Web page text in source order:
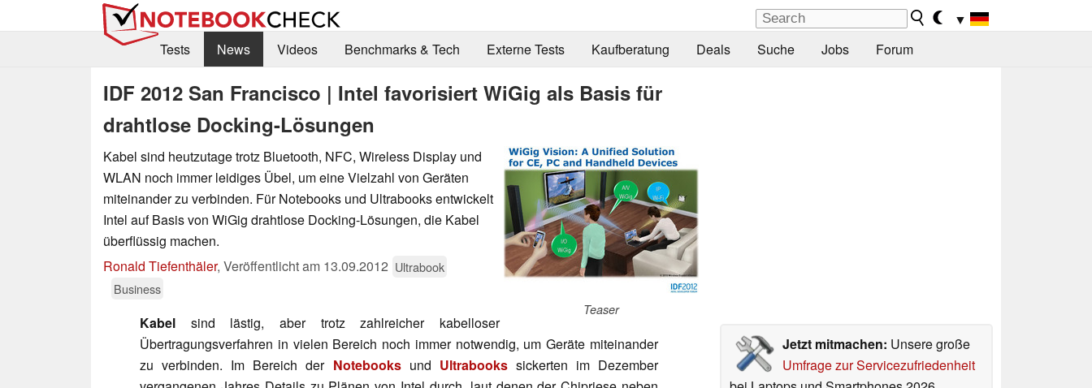
▼
Tests
News Videos Benchmarks & Tech Externe Tests Kaufberatung Deals Suche Jobs Forum
IDF 2012 San Francisco | Intel favorisiert WiGig als Basis für
drahtlose Docking-Lösungen
Teaser
Kabel sind heutzutage trotz Bluetooth, NFC, Wireless Display und
WLAN noch immer leidiges Übel, um eine Vielzahl von Geräten
miteinander zu verbinden. Für Notebooks und Ultrabooks entwickelt
Intel auf Basis von WiGig drahtlose Docking-Lösungen, die Kabel
überflüssig machen.
Ronald Tiefenthäler, Veröffentlicht am 13.09.2012 Ultrabook
Business
Jetzt mitmachen: Unsere große
Umfrage zur Servicezufriedenheit
Kabel sind lästig, aber trotz zahlreicher kabelloser
Übertragungsverfahren in vielen Bereich noch immer notwendig, um Geräte miteinander
zu verbinden. Im Bereich der Notebooksund Ultrabookssickerten im Dezember